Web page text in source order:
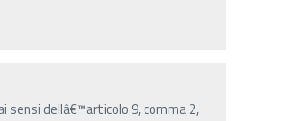
dellâ€™articolo 9, comma 2,